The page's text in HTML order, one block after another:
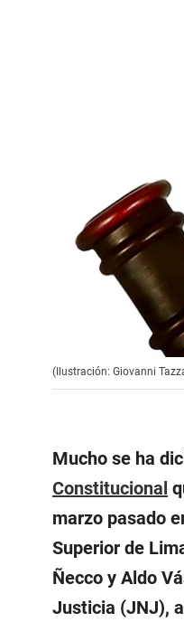
(Ilustración: Giovanni
Mucho se ha
Constitucional
marzo pasado
Superior de
Ñecco y Aldo
Justicia (JNJ),